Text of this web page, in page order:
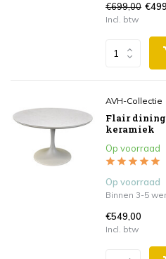
€699,00
Incl. btw
AVH-Collectie
Flair dining
keramiek
Op voorraad
Op voorraad
Binnen 3-5
€549,00
Incl. btw